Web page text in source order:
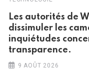
Les autorités de
dissimuler les
inquiétudes
transparence.
9 AOÛT 2026